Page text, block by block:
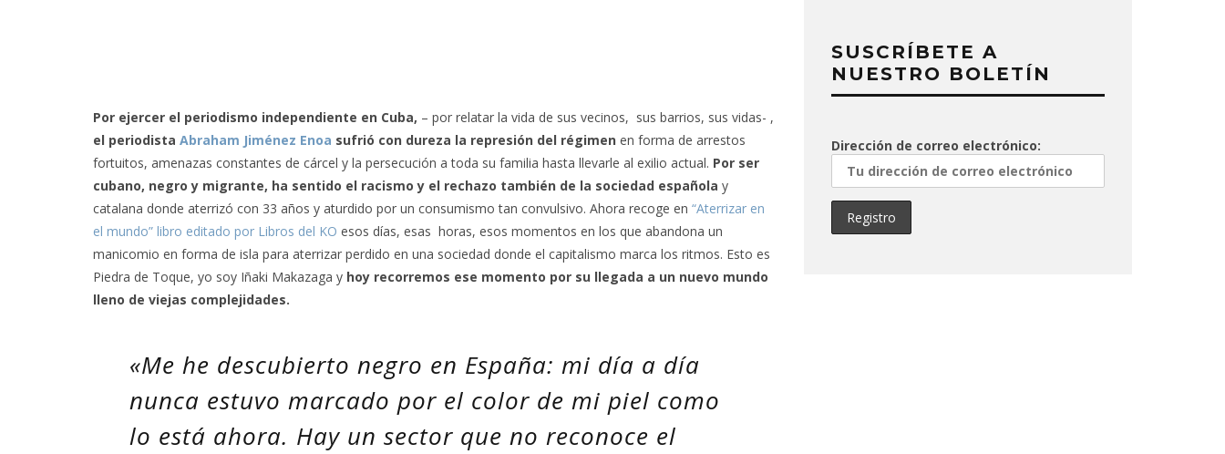
Por ejercer el periodismo independiente en Cuba, – por relatar la vida de sus vecinos, sus barrios, sus vidas- ,
el periodista Abraham Jiménez Enoa sufrió con dureza la represión del régimen en forma de arrestos
fortuitos, amenazas constantes de cárcel y la persecución a toda su familia hasta llevarle al exilio actual. Por ser
cubano, negro y migrante, ha sentido el racismo y el rechazo también de la sociedad española y
catalana donde aterrizó con 33 años y aturdido por un consumismo tan convulsivo. Ahora recoge en “Aterrizar en
el mundo” libro editado por Libros del KO esos días, esas horas, esos momentos en los que abandona un
manicomio en forma de isla para aterrizar perdido en una sociedad donde el capitalismo marca los ritmos. Esto es
Piedra de Toque, yo soy Iñaki Makazaga y hoy recorremos ese momento por su llegada a un nuevo mundo
lleno de viejas complejidades.
«Me he descubierto negro en España: mi día a día
nunca estuvo marcado por el color de mi piel como
lo está ahora. Hay un sector que no reconoce el
SUSCRÍBETE A
NUESTRO BOLETÍN
Dirección de correo electrónico: